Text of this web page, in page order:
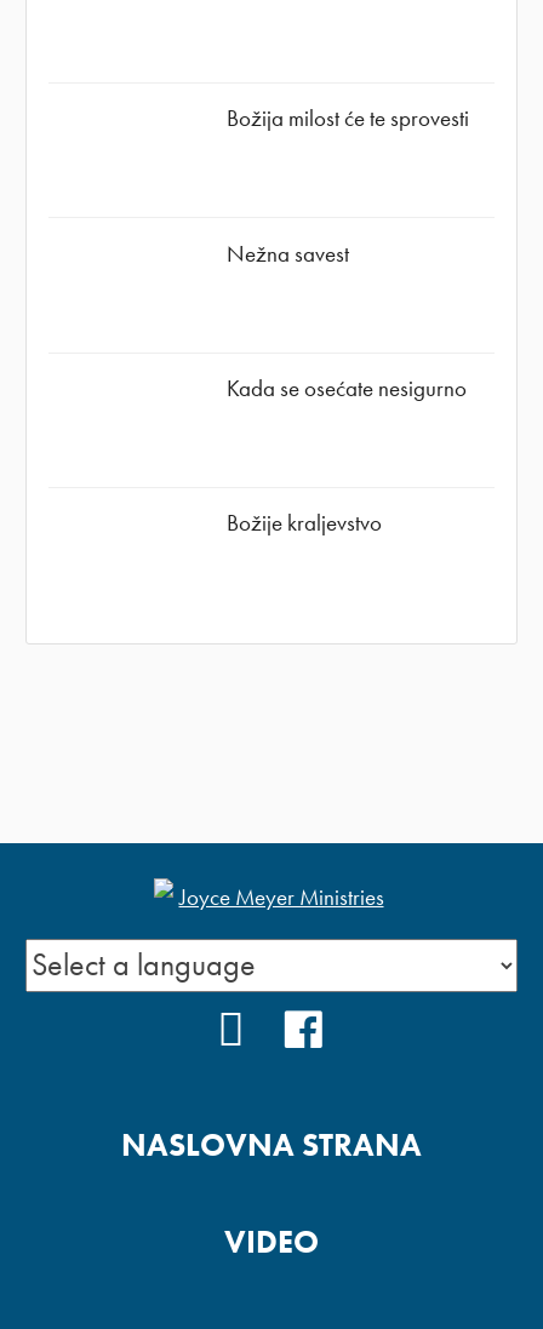
Božija milost će te sprovesti
Nežna savest
Kada se osećate nesigurno
Božije kraljevstvo
YOUTUBE
NASLOVNA STRANA
VIDEO